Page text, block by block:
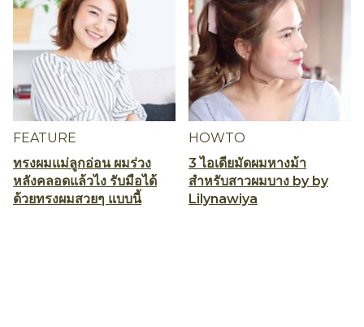
FEATURE
ทรงผมแม่ลูกอ่อน ผมร่วง
หลังคลอดแล้วไง รับมือได้
ด้วยทรงผมสวยๆ แบบนี้
HOWTO
3 ไอเดียมัดผมหางม้า
สำหรับสาวผมบาง by by
Lilynawiya